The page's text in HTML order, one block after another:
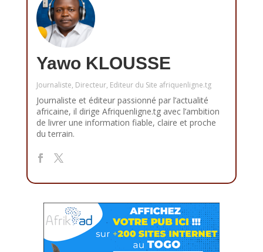
Yawo KLOUSSE
Journaliste, Directeur, Editeur du Site afriquenligne.tg
Journaliste et éditeur passionné par l’actualité
africaine, il dirige Afriquenligne.tg avec l’ambition
de livrer une information fiable, claire et proche
du terrain.